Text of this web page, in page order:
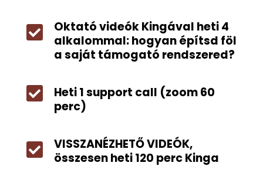

Oktató videók Kingával heti 4
alkalommal: hogyan építsd föl
a saját támogató rendszered?

Heti 1 support call (zoom 60
perc)

VISSZANÉZHETŐ VIDEÓK,
összesen heti 120 perc Kinga